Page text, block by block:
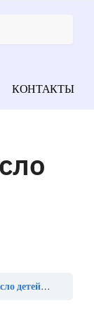
КОНТАКТЫ
достигнет»